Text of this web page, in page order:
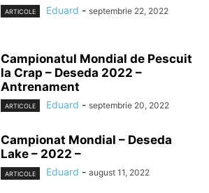
ARTICOLE Eduard - septembrie 22, 2022
Campionatul Mondial de Pescuit
la Crap – Deseda 2022 –
Antrenament
ARTICOLE Eduard - septembrie 20, 2022
Campionat Mondial – Deseda
Lake – 2022 –
ARTICOLE Eduard - august 11, 2022